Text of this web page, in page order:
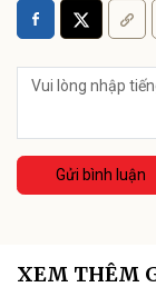
Gửi bình luận
XEM THÊM